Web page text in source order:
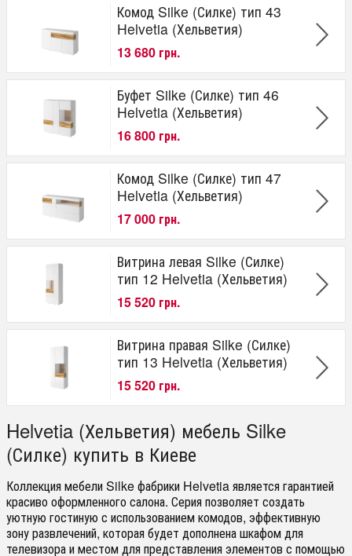
Комод Silke (Силке) тип 43
Helvetia (Хельветия)
13 680 грн.
Буфет Silke (Силке) тип 46
Helvetia (Хельветия)
16 800 грн.
Комод Silke (Силке) тип 47
Helvetia (Хельветия)
17 000 грн.
Витрина левая Silke (Силке)
тип 12 Helvetia (Хельветия)
15 520 грн.
Витрина правая Silke (Силке)
тип 13 Helvetia (Хельветия)
15 520 грн.
Helvetia (Хельветия) мебель Silke
(Силке) купить в Киеве
Коллекция мебели Silke фабрики Helvetia является гарантией
красиво оформленного салона. Серия позволяет создать
уютную гостиную с использованием комодов, эффективную
зону развлечений, которая будет дополнена шкафом для
телевизора и местом для представления элементов с помощью